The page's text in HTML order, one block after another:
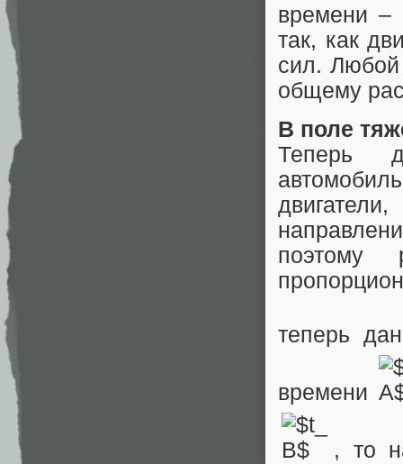
времени –
так, как
сил. Любой
общему
В поле
Теперь
поэтому
теперь
времени
, то